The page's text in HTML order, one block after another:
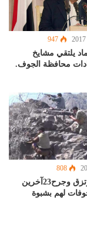
947
يلتقي مشايخ
محافظة الجوف.
808
سقوط37مرتزق وجرح23آخرين
لهم بشبوة